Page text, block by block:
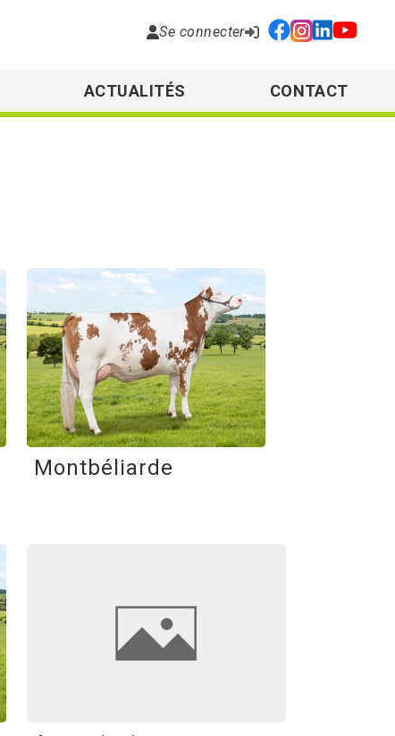
Se connecter
ACTUALITÉS CONTACT
Montbéliarde